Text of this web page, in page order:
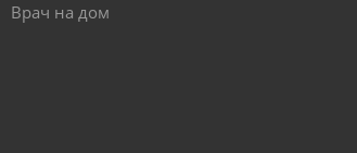
Врач на дом